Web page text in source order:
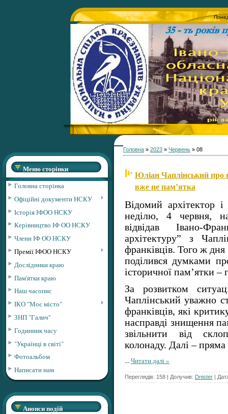
Меню сторінки
Головна сторінка
Офіційні документи НСКУ
Історія ІФОО НСКУ
Керівництво ІФ ОО НСКУ
Члени ІФ ОО НСКУ
Премії ІФОО НСКУ
Дослідники краю
Пам'ятки краю
Наш часопис
ІКО "Моє місто"
ЗНП "Галич"
Годинник часу
"Українці в світі"
Фотоальбом
Написати нам
Анонси подій
Головна » 2023 » Червень » 08
Юліан Чаплінський про
вже не пам’ятка
Відомий архітектор
неділю, 4 червня,
відвідав Івано-
архітектуру” з
франківців. Того ж дня
поділився думками
історичної пам’ятки –
За розвитком
Чаплінський уважно
франківців, які
насправді знищення
звільнити від
колонаду. Далі –
...Читати далі »
Переглядів: 158 | Долучив: Dnister |